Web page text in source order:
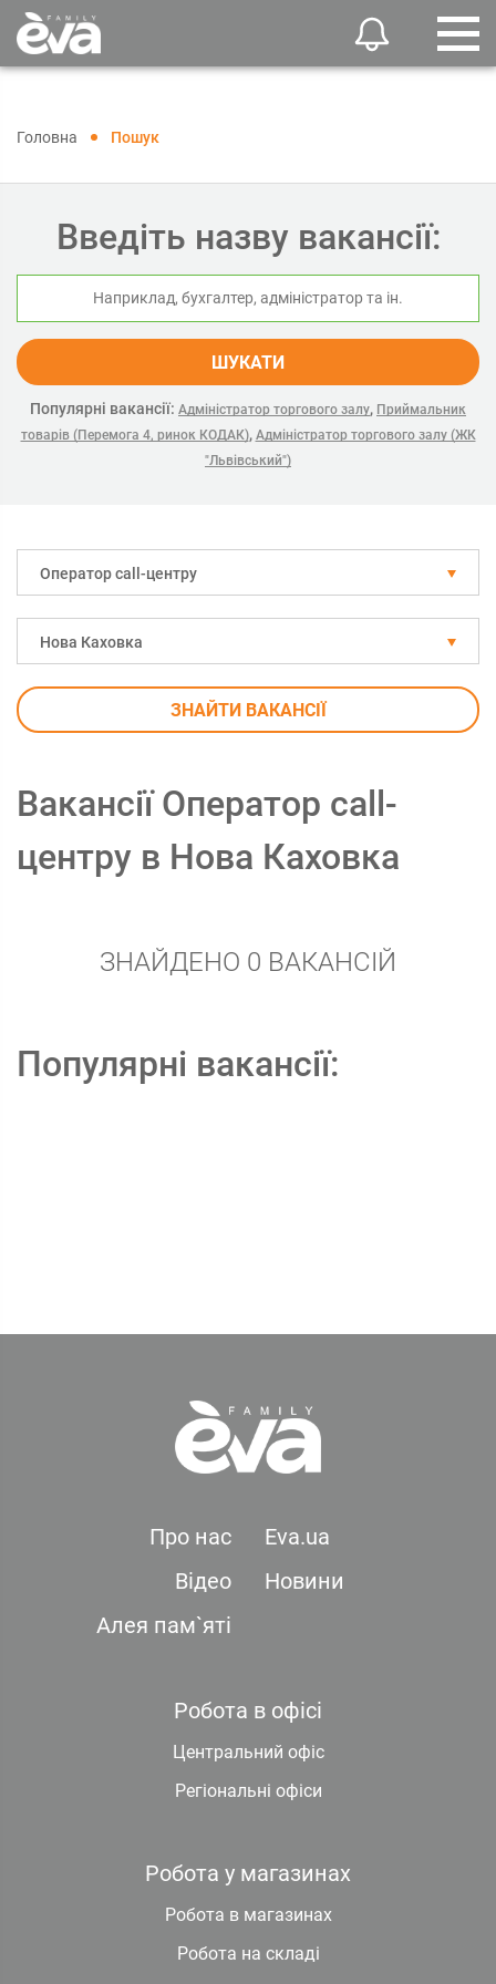
Головна Пошук
Введіть назву вакансії:
ШУКАТИ
Популярні вакансії: Адміністратор торгового залу, Приймальник
товарів (Перемога 4, ринок КОДАК), Адміністратор торгового залу (ЖК
"Львівський")
Оператор call-центру
Нова Каховка
ЗНАЙТИ ВАКАНСІЇ
Вакансії Оператор call-
центру в Нова Каховка
ЗНАЙДЕНО 0 ВАКАНСІЙ
Популярні вакансії:
Про нас
Eva.ua
Відео
Новини
Алея пам`яті
Робота в офісі
Центральний офіс
Регіональні офіси
Робота у магазинах
Робота в магазинах
Робота на складі